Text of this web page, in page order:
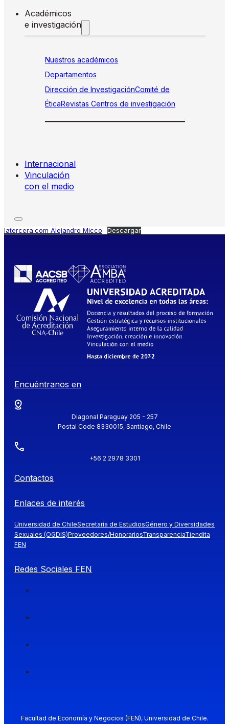
Académicos
e investigación
Nuestros académicos
Departamentos
Dirección de InvestigaciónComité de
ÉticaRevistas Centros de investigación
Internacional
Vinculación
con el medio
latercera.com Alejandro Micco Descargar
Encuéntranos en
Diagonal Paraguay 205 - 257
Postal Code 8330015, Santiago, Chile
+56 2 2978 3301
Contactos
Enlaces de interés
Universidad de ChileSecretaría de EstudiosGénero y Diversidades
Sexuales (OGDIS)Proveedores/HonorariosTransparenciaTiendita
FEN
Redes Sociales FEN
Facultad de Economía y Negocios (FEN), Universidad de Chile.